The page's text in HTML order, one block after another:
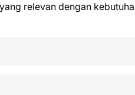
relevan dengan